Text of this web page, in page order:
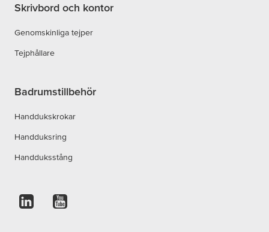
Skrivbord och kontor
Genomskinliga tejper
Tejphållare
Badrumstillbehör
Handdukskrokar
Handduksring
Handduksstång